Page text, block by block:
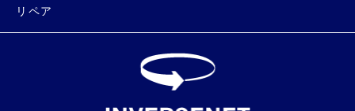
リペア